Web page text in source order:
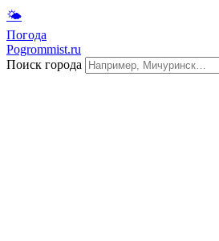
🌤
Погода
Pogrommist.ru
Поиск города